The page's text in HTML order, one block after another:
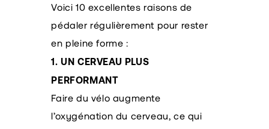
Voici 10 excellentes raisons de
pédaler régulièrement pour rester
en pleine forme :
1. UN CERVEAU PLUS
PERFORMANT
Faire du vélo augmente
l’oxygénation du cerveau, ce qui